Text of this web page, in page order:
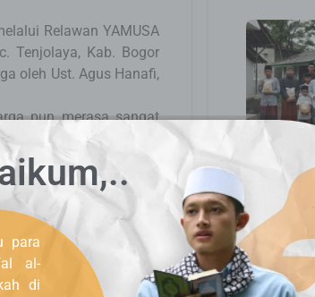
Relawan YAMUSA
Tenjolaya, Kab. Bogor
oleh Ust. Agus Hanafi,
pun merasa sangat
terlebih disaat harga-
hartanya
hartanya kian
Laporan
dan
para
al-
di